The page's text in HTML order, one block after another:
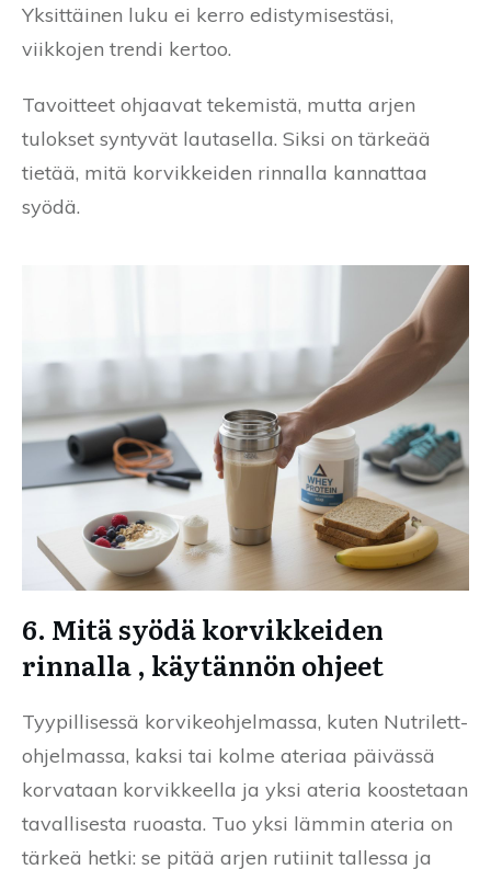
Yksittäinen luku ei kerro edistymisestäsi,
viikkojen trendi kertoo.
Tavoitteet ohjaavat tekemistä, mutta arjen
tulokset syntyvät lautasella. Siksi on tärkeää
tietää, mitä korvikkeiden rinnalla kannattaa
syödä.
6. Mitä syödä korvikkeiden
rinnalla , käytännön ohjeet
Tyypillisessä korvikeohjelmassa, kuten Nutrilett-
ohjelmassa, kaksi tai kolme ateriaa päivässä
korvataan korvikkeella ja yksi ateria koostetaan
tavallisesta ruoasta. Tuo yksi lämmin ateria on
tärkeä hetki: se pitää arjen rutiinit tallessa ja